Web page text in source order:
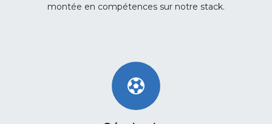
montée en compétences sur notre stack.